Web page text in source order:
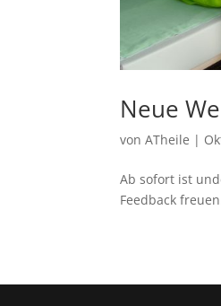
Neue
vonATheile |
Ab sofort ist
Feedback